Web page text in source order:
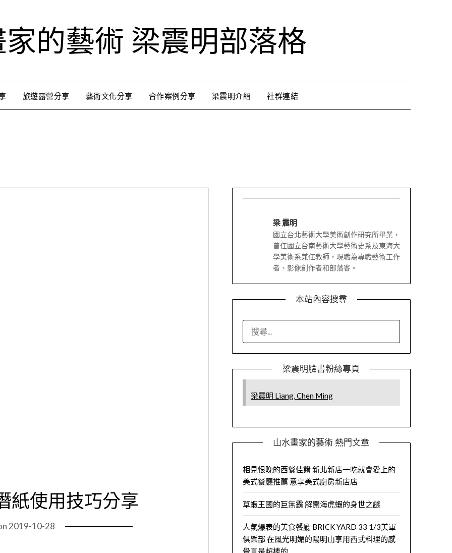
的藝術 梁震明部落格
旅遊露營分享 藝術文化分享 合作案例分享 梁震明介紹 社群連結
紙使用技巧分享
2019-10-28
梁 震明
國立台北藝術大學美術創作研究所畢業，
曾任國立台南藝術大學藝術史系及東海大
學美術系兼任教師，現職為專職藝術工作
者、影像創作者和部落客。
本站內容搜尋
梁震明臉書粉絲專頁
梁震明 Liang, Chen Ming
山水畫家的藝術 熱門文章
相見恨晚的西餐佳餚 新北新店一吃就會愛上的
美式餐廳推薦 意享美式廚房新店店
草蝦王國的巨無霸 解開海虎蝦的身世之謎
人氣爆表的美食餐廳 BRICK YARD 33 1/3美軍
俱樂部 在風光明媚的陽明山享用西式料理的感
覺真是超棒的